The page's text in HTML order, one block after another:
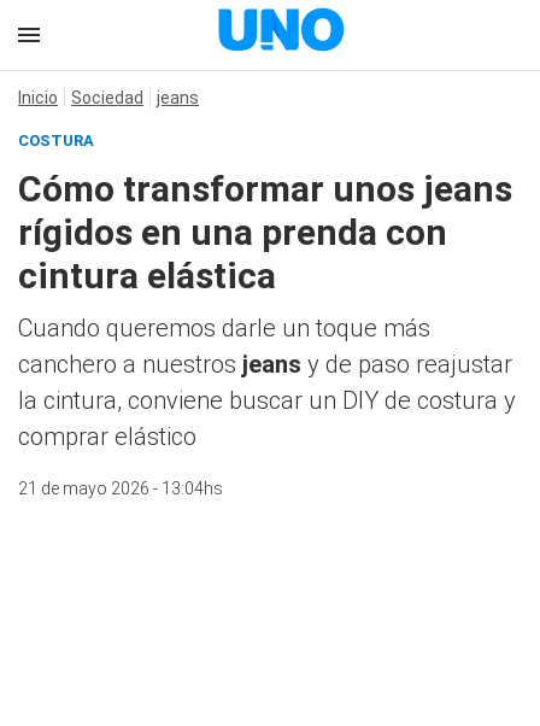
Inicio Sociedad jeans
COSTURA
Cómo transformar unos jeans
rígidos en una prenda con
cintura elástica
Cuando queremos darle un toque más
canchero a nuestros jeans y de paso reajustar
la cintura, conviene buscar un DIY de costura y
comprar elástico
21 de mayo 2026 - 13:04hs